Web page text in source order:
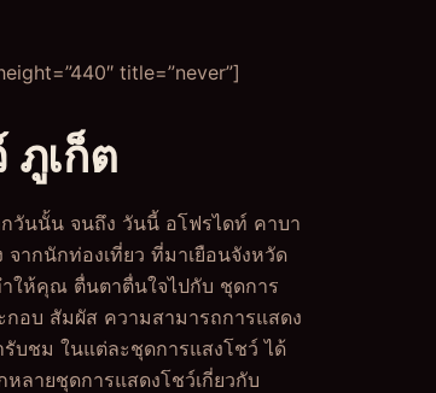
title=”never”]
ภูเก็ต
กวันนั้น จนถึง วันนี้ อโฟรไดท์ คาบา
จากนักท่องเที่ยว ที่มาเยือนจังหวัด
ให้คุณ ตื่นตาตื่นใจไปกับ ชุดการ
กอบ สัมผัส ความสามารถการแสดง
บชม ในแต่ละชุดการแสงโชว์ ได้
ลายชุดการแสดงโชว์เกี่ยวกับ